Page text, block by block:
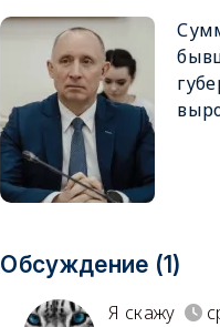
Обсуждение (1)
Я скажу